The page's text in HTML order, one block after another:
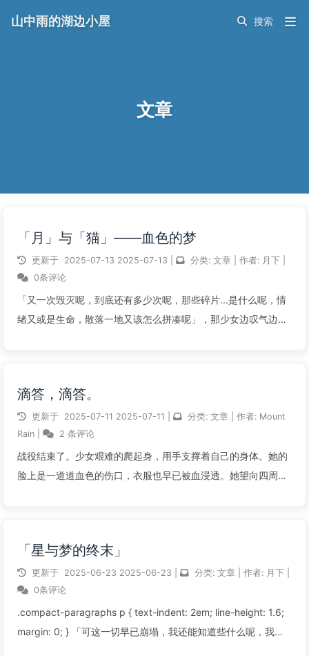
文章
山中雨的湖边小屋
「月」与「猫」——血色的梦
更新于 2025-07-13 2025-07-13 分类: 文章 作者: 月下
0条评论
「又一次毁灭呢，到底还有多少次呢，那些碎片...是什么呢，情
绪又或是生命，散落一地又该怎么拼凑呢」，那少女边叹气边站
阅读全文...
滴答，滴答。
更新于 2025-07-11 2025-07-11 分类: 文章 作者: Mount
Rain
2 条评论
战役结束了。少女艰难的爬起身，用手支撑着自己的身体。她的
脸上是一道道血色的伤口，衣服也早已被血浸透。她望向四周，
阅读全文...
「星与梦的终末」
更新于 2025-06-23 2025-06-23 分类: 文章 作者: 月下
0条评论
.compact-paragraphs p { text-indent: 2em; line-height: 1.6;
margin: 0; } 「可这一切早已崩塌，我还能知道些什么呢，我又